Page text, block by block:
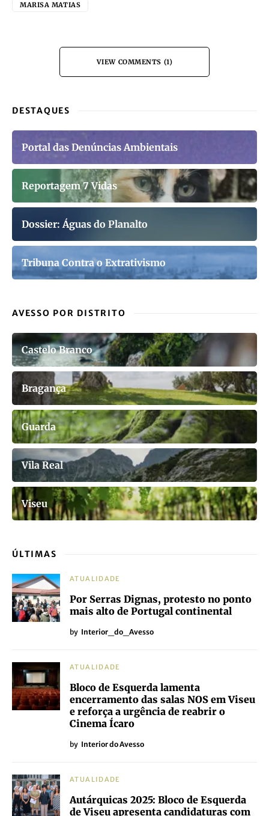
MARISA MATIAS
VIEW COMMENTS (1)
DESTAQUES
Portal das Denúncias Ambientais
Reportagem 7 Vidas
Dossier: Águas do Planalto
Tribuna Contra o Extrativismo
AVESSO POR DISTRITO
Castelo Branco
Bragança
Guarda
Vila Real
Viseu
ÚLTIMAS
ATUALIDADE
Por Serras Dignas, protesto no ponto
mais alto de Portugal continental
by Interior_do_Avesso
ATUALIDADE
Bloco de Esquerda lamenta
encerramento das salas NOS em Viseu
e reforça a urgência de reabrir o
Cinema Ícaro
by Interior do Avesso
ATUALIDADE
Autárquicas 2025: Bloco de Esquerda
de Viseu apresenta candidaturas com